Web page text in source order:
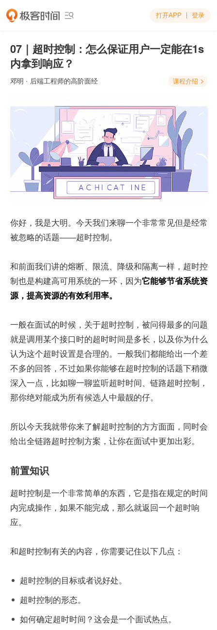
 打开APP 登录
07｜超时控制：怎么保证用户一定能在1s
内拿到响应？
邓明 · 后端工程师的高阶面经 课程介绍 
你好，我是大明。今天我们来聊一个非常常见但是经常
被忽略的话题——超时控制。
和前面我们讲的熔断、限流、降级和隔离一样，超时控
制也是构建高可用系统的一环，因为它能够节省系统资
源，提高资源的有效利用率。
一般在面试的时候，关于超时控制，被问得最多的问题
就是调用某个接口时的超时时间是多长，以及你为什么
认为这个超时设置是合理的。一般我们都能给出一个差
不多的回答，不过如果你能够在超时控制的话题下稍微
深入一点，比如聊一聊监听超时时间、链路超时控制，
那你绝对能成为所有候选人中最靓的仔。
所以今天我就带你来了解超时控制的方方面面，同时会
给出全链路超时控制方案，让你在面试中更加出彩。
前置知识
超时控制是一个非常简单的东西，它是指在规定的时间
内完成操作，如果不能完成，那么就返回一个超时响
应。
和超时控制有关的内容，你需要记住以下几点：
超时控制的目标或者说好处。
超时控制的形态。
如何确定超时时间？这会是一个面试热点。